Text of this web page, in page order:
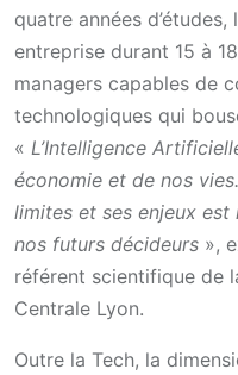
quatre années
entreprise durant 15 à
managers capables de
technologiques qui
« L’Intelligence
économie et de nos
limites et ses enjeux
nos futurs décideurs »,
référent scientifique de
Centrale Lyon.
Outre la Tech, la